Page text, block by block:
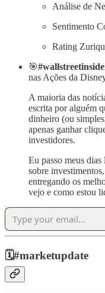
Análise de
Sentimento
Rating
🎯
nas Ações da
A maioria das
escrita por alguém
dinheiro (ou
apenas ganhar
investidores.
Eu passo meus
sobre
entregando os
vejo e como estou
🗓️#marketupdate